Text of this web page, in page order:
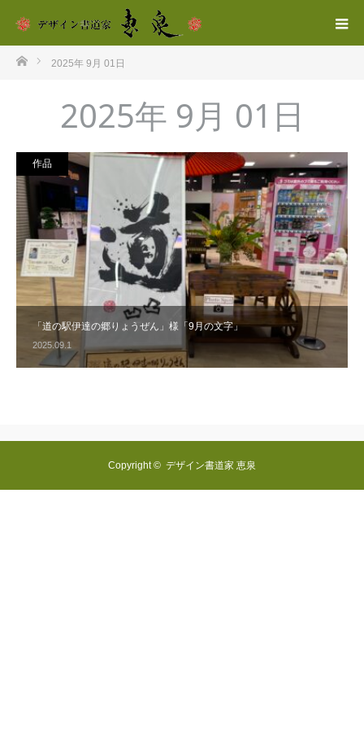
ホーム2025年 9月 01日
2025年 9月 01日
「道の駅伊達の郷りょうぜん」様「9月の文字」
2025.09.1
作品
Copyright © デザイン書道家 恵泉